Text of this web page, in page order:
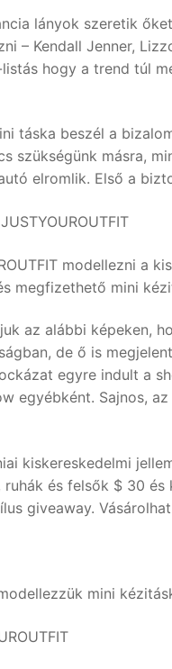
lányok szeretik
– Kendall Jenner,
hogy a trend túl
táska beszél a
szükségünk másra,
elromlik. Első a
modellezni a
megfizethető mini
az alábbi képeken,
de ő is
egyre indult a
egyébként. Sajnos,
kiskereskedelmi
és felsők $ 30 és
giveaway.
mini